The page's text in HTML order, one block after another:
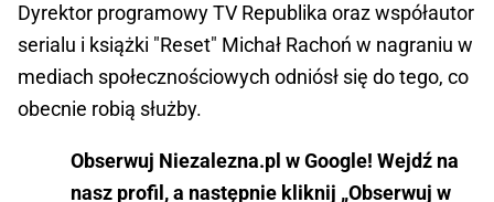
Dyrektor programowy TV Republika oraz współautor
serialu i książki "Reset" Michał Rachoń w nagraniu w
mediach społecznościowych odniósł się do tego, co
obecnie robią służby.
Obserwuj Niezalezna.pl w Google! Wejdź na
nasz profil, a następnie kliknij „Obserwuj w